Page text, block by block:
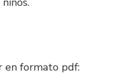
en formato pdf: